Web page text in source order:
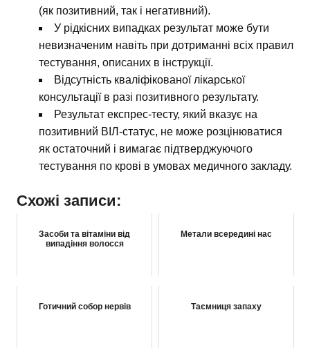
(як позитивний, так і негативний).
У рідкісних випадках результат може бути
невизначеним навіть при дотриманні всіх правил
тестування, описаних в інструкції.
Відсутність кваліфікованої лікарської
консультації в разі позитивного результату.
Результат експрес-тесту, який вказує на
позитивний ВІЛ-статус, не може розцінюватися
як остаточний і вимагає підтверджуючого
тестування по крові в умовах медичного закладу.
Схожі записи:
Засоби та вітаміни від
випадіння волосся
Метали всередині нас
Готичний собор нервів Таємниця запаху